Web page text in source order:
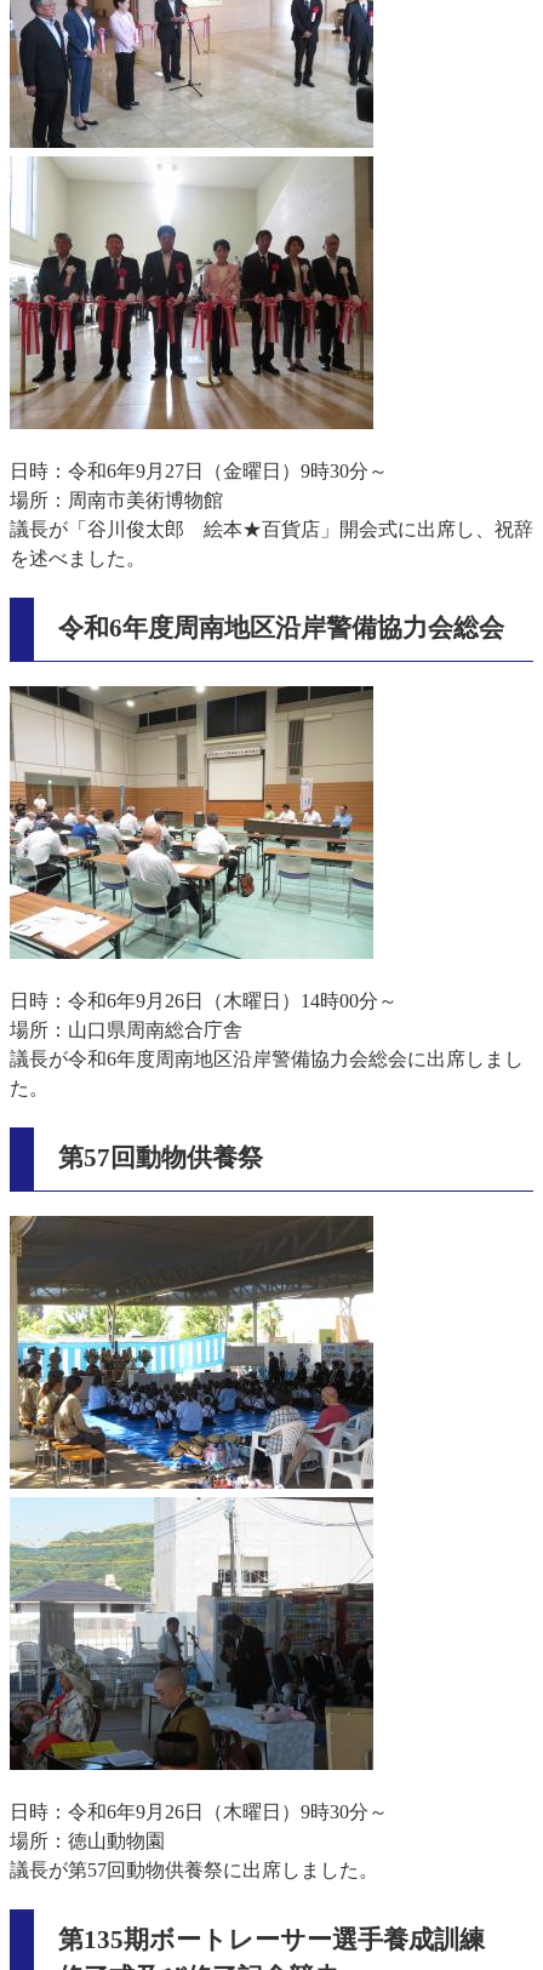
日時：令和6年9月27日（金曜日）9時30分～
場所：周南市美術博物館
議長が「谷川俊太郎 絵本★百貨店」開会式に出席し、祝辞
を述べました。
令和6年度周南地区沿岸警備協力会総会
日時：令和6年9月26日（木曜日）14時00分～
場所：山口県周南総合庁舎
議長が令和6年度周南地区沿岸警備協力会総会に出席しまし
た。
第57回動物供養祭
日時：令和6年9月26日（木曜日）9時30分～
場所：徳山動物園
議長が第57回動物供養祭に出席しました。
第135期ボートレーサー選手養成訓練